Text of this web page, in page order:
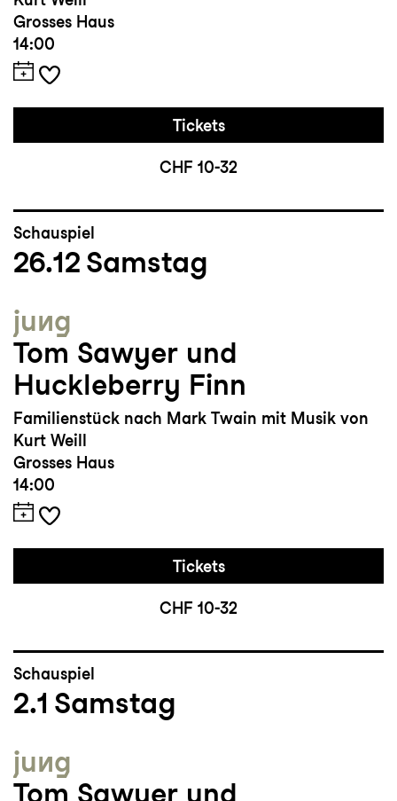
Grosses Haus
14:00
Tickets
CHF 10-32
Schauspiel
26.12 Samstag
jung
Tom Sawyer und
Huckleberry Finn
Familienstück nach Mark Twain mit Musik von
Kurt Weill
Grosses Haus
14:00
Tickets
CHF 10-32
Schauspiel
2.1 Samstag
jung
Tom Sawyer und